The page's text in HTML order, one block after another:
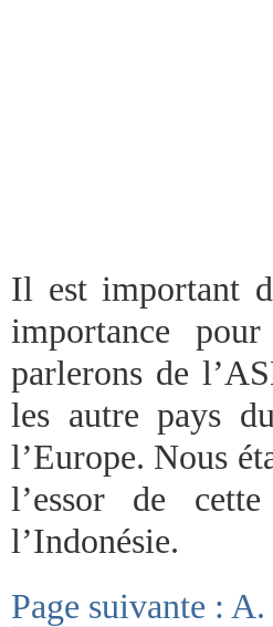
Il est important
importance
parlerons de
les autre pays
l’Europe. Nous
l’essor de
l’Indonésie.
Page suivante :